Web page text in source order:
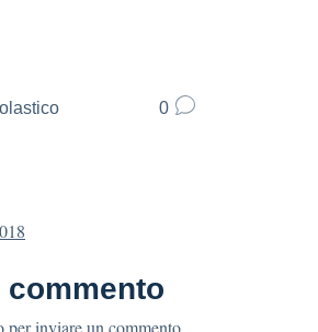
0
per inviare un commento.